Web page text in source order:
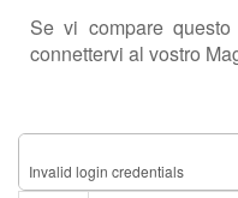
Se vi compare
connettervi al vostro